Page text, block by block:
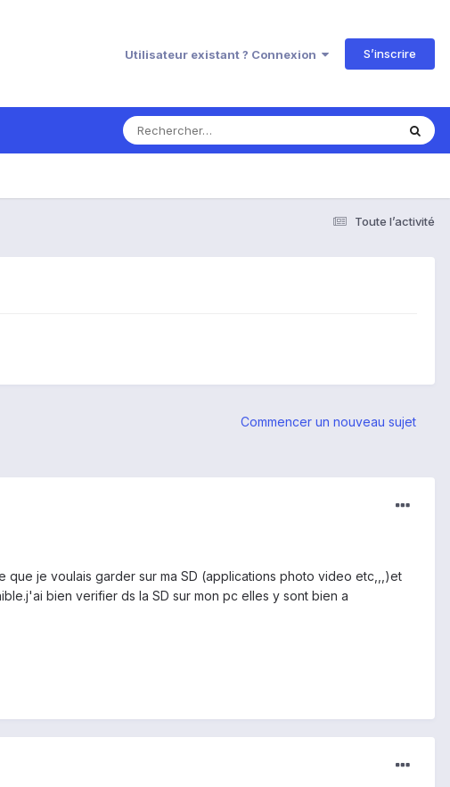
Utilisateur existant ? Connexion S’inscrire
Toute l’activité
Commencer un nouveau sujet
je voulais garder sur ma SD (applications photo video etc,,,)et
bien verifier ds la SD sur mon pc elles y sont bien a